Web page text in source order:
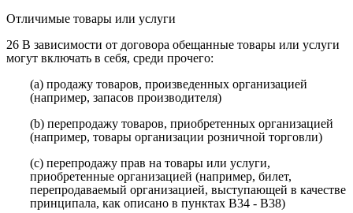
Отличимые товары или услуги
26 В зависимости от договора обещанные товары или услуги
могут включать в себя, среди прочего:
(a) продажу товаров, произведенных организацией
(например, запасов производителя)
(b) перепродажу товаров, приобретенных организацией
(например, товары организации розничной торговли)
(c) перепродажу прав на товары или услуги,
приобретенные организацией (например, билет,
перепродаваемый организацией, выступающей в качестве
принципала, как описано в пунктах B34 - B38)